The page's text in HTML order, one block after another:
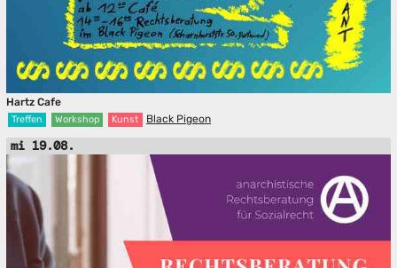
Hartz Cafe
Treffen Workshop Kunst Black Pigeon
mi 19.08.